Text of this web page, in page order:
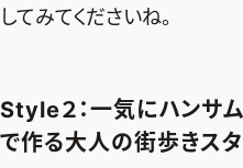
してみてくださいね。
Style２：一気にハンサ
で作る大人の街歩きス